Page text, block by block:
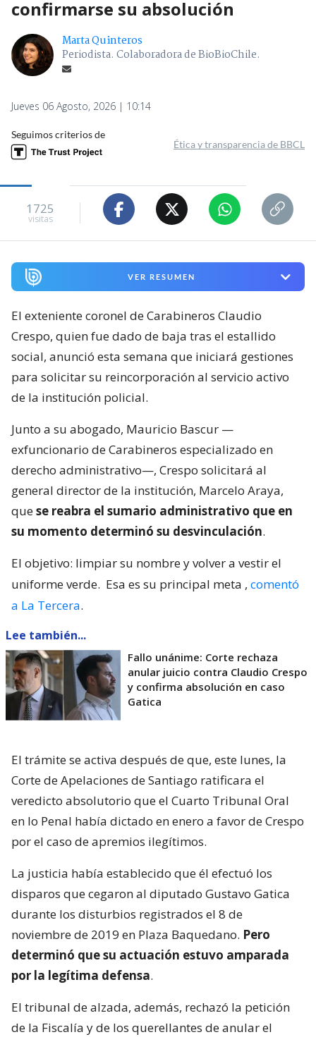
confirmarse su absolución
Marta Quinteros
Periodista. Colaboradora de BioBioChile.
Jueves 06 Agosto, 2026 | 10:14
Seguimos criterios de
Ética y transparencia de BBCL
1725
visitas
VER RESUMEN
El exteniente coronel de Carabineros Claudio
Crespo, quien fue dado de baja tras el estallido
social, anunció esta semana que iniciará gestiones
para solicitar su reincorporación al servicio activo
de la institución policial.
Junto a su abogado, Mauricio Bascur —
exfuncionario de Carabineros especializado en
derecho administrativo—, Crespo solicitará al
general director de la institución, Marcelo Araya,
quese reabra el sumario administrativo que en
su momento determinó su desvinculación.
El objetivo: limpiar su nombre y volver a vestir el
uniforme verde. Esa es su principal meta , comentó
a La Tercera.
Lee también...
Fallo unánime: Corte rechaza
anular juicio contra Claudio Crespo
y confirma absolución en caso
Gatica
El trámite se activa después de que, este lunes, la
Corte de Apelaciones de Santiago ratificara el
veredicto absolutorio que el Cuarto Tribunal Oral
en lo Penal había dictado en enero a favor de Crespo
por el caso de apremios ilegítimos.
La justicia había establecido que él efectuó los
disparos que cegaron al diputado Gustavo Gatica
durante los disturbios registrados el 8 de
noviembre de 2019 en Plaza Baquedano. Pero
determinó que su actuación estuvo amparada
por la legítima defensa.
El tribunal de alzada, además, rechazó la petición
de la Fiscalía y de los querellantes de anular el